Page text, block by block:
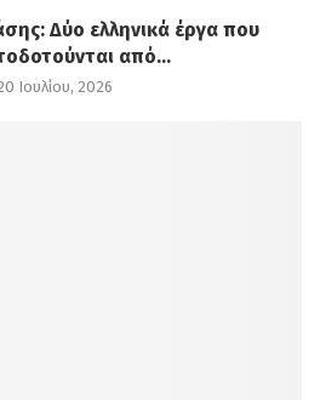
Δύο ελληνικά έργα που
από...
Ιουλίου, 2026